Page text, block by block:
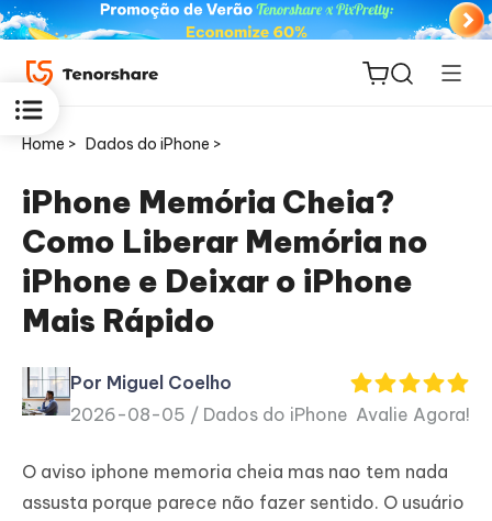
ReiBoot
for iOS
PDF
Editor
Novo
iAnyGo
Home > Dados do iPhone >
iPhone Memória Cheia?
Como Liberar Memória no
iPhone e Deixar o iPhone
Mais Rápido
Por Miguel Coelho
2026-08-05 / Dados do iPhone Avalie Agora!
O aviso iphone memoria cheia mas nao tem nada
assusta porque parece não fazer sentido. O usuário